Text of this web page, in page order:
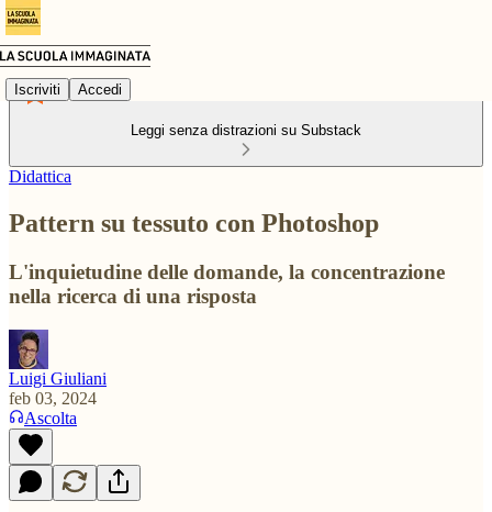
Iscriviti Accedi
Leggi senza distrazioni su Substack
Didattica
Pattern su tessuto con Photoshop
L'inquietudine delle domande, la concentrazione
nella ricerca di una risposta
Luigi Giuliani
feb 03, 2024
Ascolta